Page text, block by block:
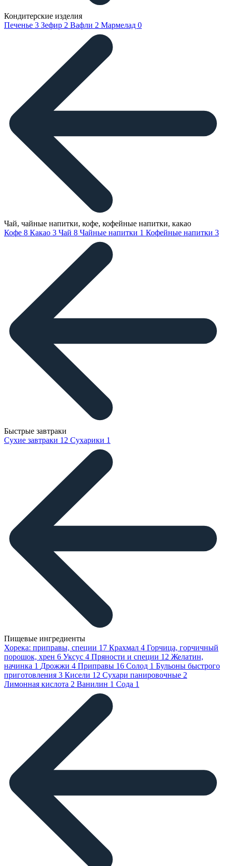
Кондитерские изделия
Печенье 3 Зефир 2 Вафли 2 Мармелад 0
Чай, чайные напитки, кофе, кофейные напитки, какао
Кофе 8 Какао 3 Чай 8 Чайные напитки 1 Кофейные напитки 3
Быстрые завтраки
Сухие завтраки 12 Сухарики 1
Пищевые ингредиенты
Хорека: приправы, специи 17 Крахмал 4 Горчица, горчичный
порошок, хрен 6 Уксус 4 Пряности и специи 12 Желатин,
начинка 1 Дрожжи 4 Приправы 16 Солод 1 Бульоны быстрого
приготовления 3 Кисели 12 Сухари панировочные 2
Лимонная кислота 2 Ванилин 1 Сода 1